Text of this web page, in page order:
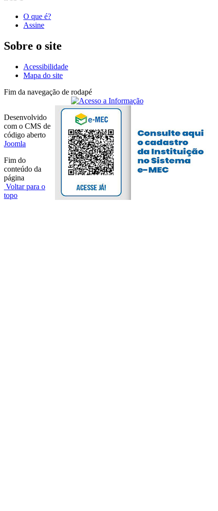
O que é?
Assine
Sobre o site
Acessibilidade
Mapa do site
Fim da navegação de rodapé
Desenvolvido
com o CMS de
código aberto
Joomla
Fim do
conteúdo da
página
Voltar para o
topo